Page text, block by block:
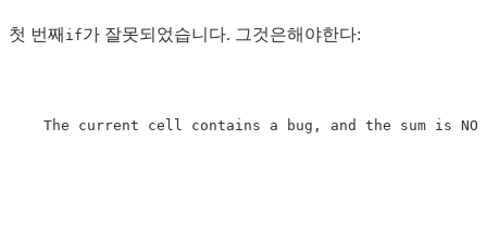
첫 번째 if가 잘못되었습니다. 그것은해야한다: